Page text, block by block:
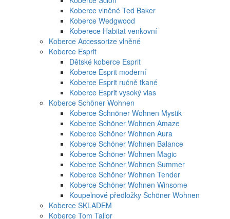
Koberce vlněné Ted Baker
Koberce Wedgwood
Koberece Habitat venkovní
Koberce Accessorize vlněné
Koberce Esprit
Dětské koberce Esprit
Koberce Esprit moderní
Koberce Esprit ručně tkané
Koberce Esprit vysoký vlas
Koberce Schöner Wohnen
Koberce Schnöner Wohnen Mystik
Koberce Schöner Wohnen Amaze
Koberce Schöner Wohnen Aura
Koberce Schöner Wohnen Balance
Koberce Schöner Wohnen Magic
Koberce Schöner Wohnen Summer
Koberce Schöner Wohnen Tender
Koberce Schöner Wohnen Winsome
Koupelnové předložky Schöner Wohnen
Koberce SKLADEM
Koberce Tom Tailor